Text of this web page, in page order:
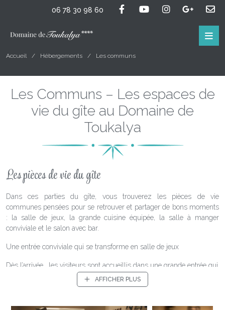
06 78 30 98 60
Accueil Hébergements Les communs
Les Communs – Les espaces de
vie du gîte au Domaine de
Toukalya
Les pièces de vie du gîte
Dans ces parties du gîte, vous trouverez les pièces de vie
communes pensées pour se retrouver et partager de bons moments
: la salle de jeux, la grande cuisine équipée, la salle à manger
conviviale et le salon avec bar.
Une entrée conviviale qui se transforme en salle de jeux
Dès l’arrivée, les visiteurs sont accueillis dans une grande entrée qui
fait également salle de jeux, un espace pensé pour la convivialité et
les moments de détente.
Petits et grands peuvent s’y retrouver autour d’un baby-foot, d’un jeu
AFFICHER PLUS